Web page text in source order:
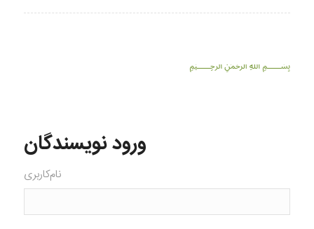
﷽
ورود نویسندگان
نام‌کاربری